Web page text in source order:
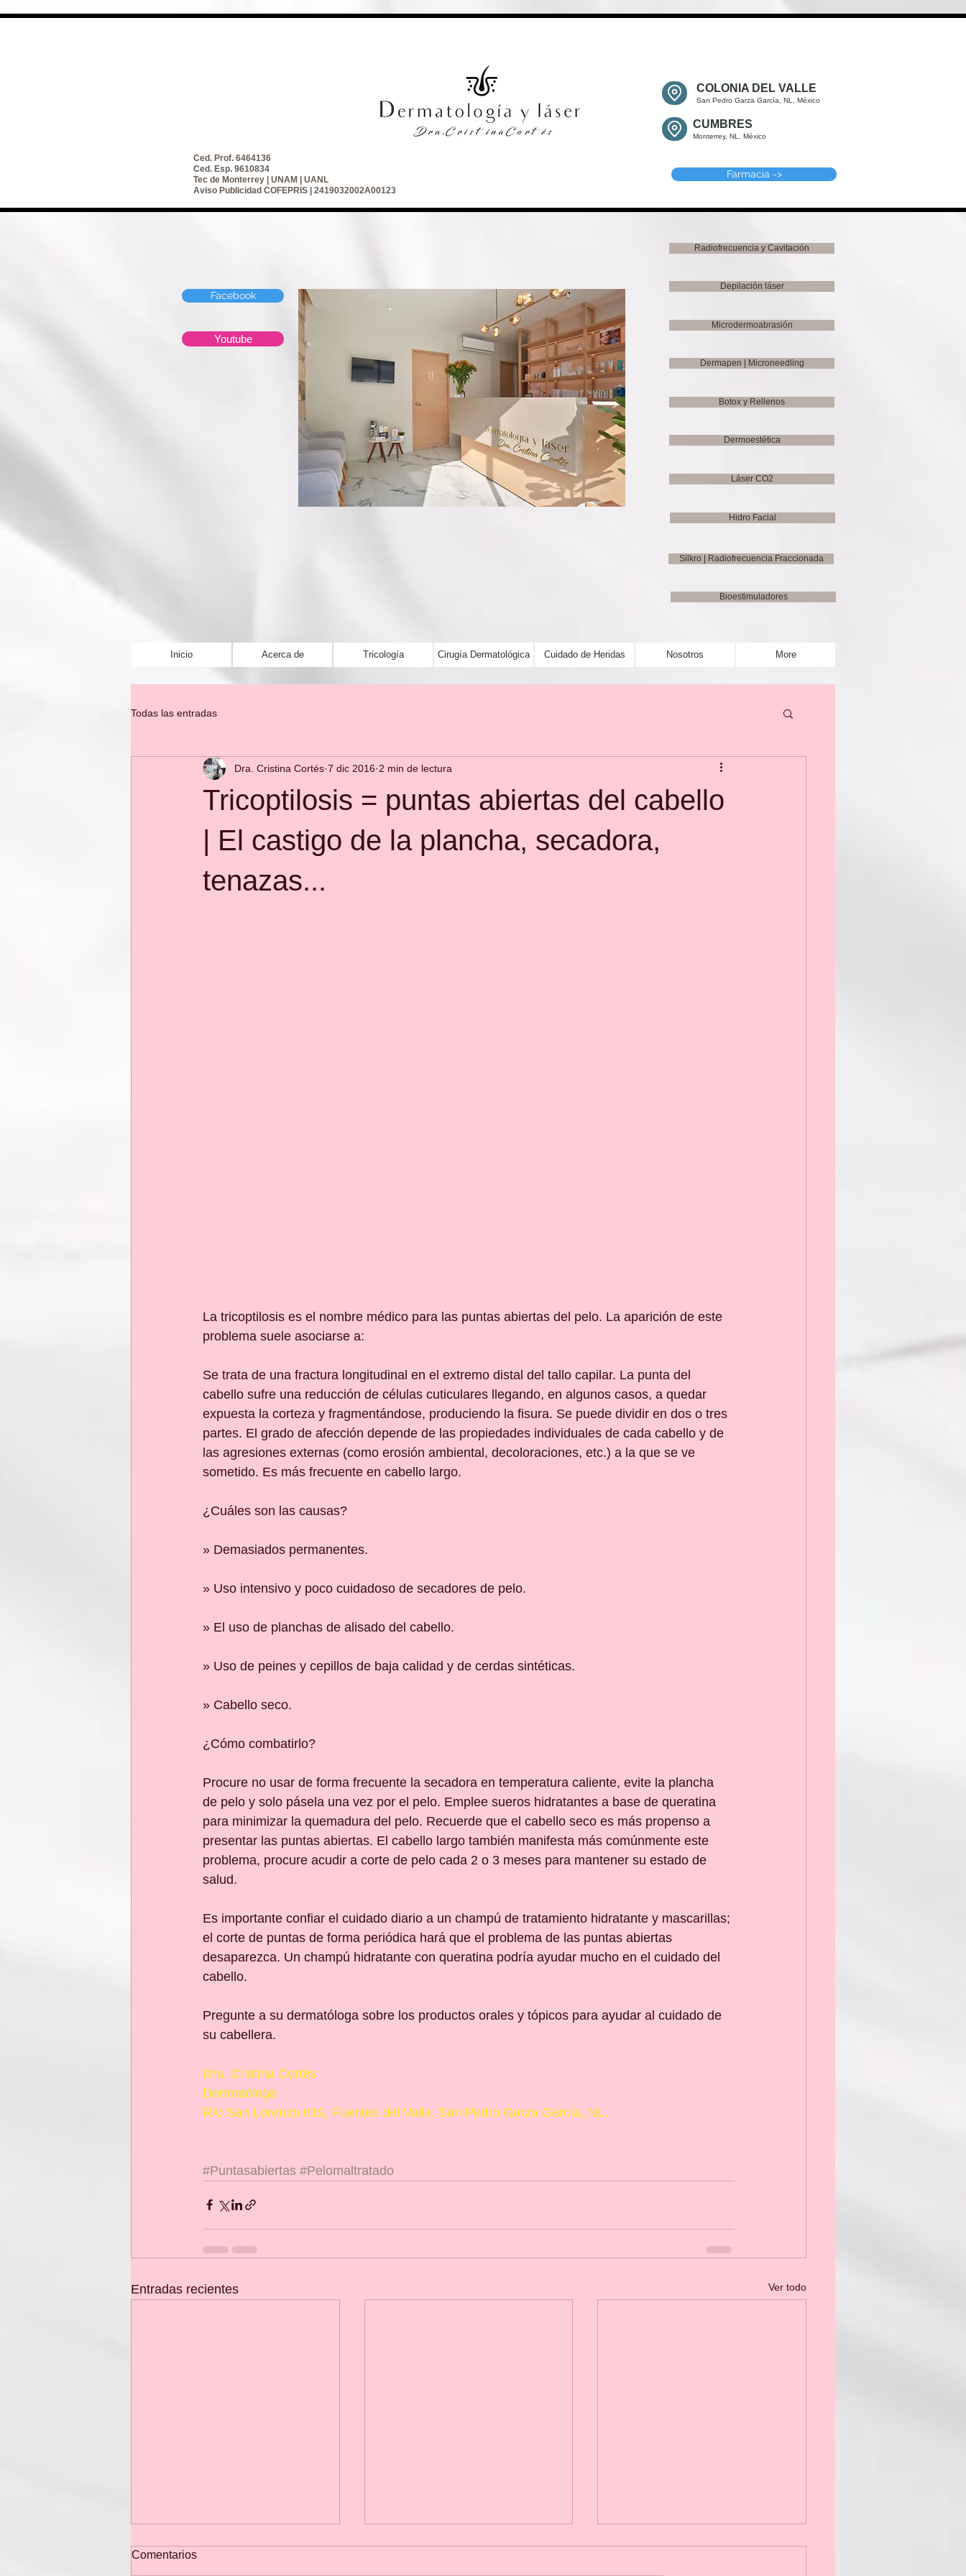
CUMBRES
Monterrey, NL, México
Ced. Prof. 6464136
Ced. Esp. 9610834
Tec de Monterrey | UNAM | UANL
Aviso Publicidad COFEPRIS | 2419032002A00123
Farmacia ->
COLONIA DEL VALLE
San Pedro Garza García, NL, México
Radiofrecuencia y Cavitación
Facebook
Youtube
Depilación láser
Microdermoabrasión
Dermapen | Microneedling
Botox y Rellenos
Dermoestética
Láser CO2
Hidro Facial
Silkro | Radiofrecuencia Fraccionada
Bioestimuladores
Inicio Acerca de Tricología Cirugía Dermatológica Cuidado de Heridas Nosotros More
Todas las entradas
Tricoptilosis = puntas abiertas del cabello
| El castigo de la plancha, secadora,
tenazas...
Dra. Cristina Cortés 7 dic 2016 2 min de lectura
La tricoptilosis es el nombre médico para las puntas abiertas del pelo. La aparición de este
problema suele asociarse a:
Se trata de una fractura longitudinal en el extremo distal del tallo capilar. La punta del
cabello sufre una reducción de células cuticulares llegando, en algunos casos, a quedar
expuesta la corteza y fragmentándose, produciendo la fisura. Se puede dividir en dos o tres
partes. El grado de afección depende de las propiedades individuales de cada cabello y de
las agresiones externas (como erosión ambiental, decoloraciones, etc.) a la que se ve
sometido. Es más frecuente en cabello largo.
¿Cuáles son las causas?
» Demasiados permanentes.
» Uso intensivo y poco cuidadoso de secadores de pelo.
» El uso de planchas de alisado del cabello.
» Uso de peines y cepillos de baja calidad y de cerdas sintéticas.
» Cabello seco.
¿Cómo combatirlo?
Procure no usar de forma frecuente la secadora en temperatura caliente, evite la plancha
de pelo y solo pásela una vez por el pelo. Emplee sueros hidratantes a base de queratina
para minimizar la quemadura del pelo. Recuerde que el cabello seco es más propenso a
presentar las puntas abiertas. El cabello largo también manifesta más comúnmente este
problema, procure acudir a corte de pelo cada 2 o 3 meses para mantener su estado de
salud.
Es importante confiar el cuidado diario a un champú de tratamiento hidratante y mascarillas;
el corte de puntas de forma periódica hará que el problema de las puntas abiertas
desaparezca. Un champú hidratante con queratina podría ayudar mucho en el cuidado del
cabello.
Pregunte a su dermatóloga sobre los productos orales y tópicos para ayudar al cuidado de
su cabellera.
Dra. Cristina Cortés
Dermatóloga
Río San Lorenzo 619, Fuentes del Valle, San Pedro Garza García, NL.
#Puntasabiertas #Pelomaltratado
Entradas recientes Ver todo
Comentarios